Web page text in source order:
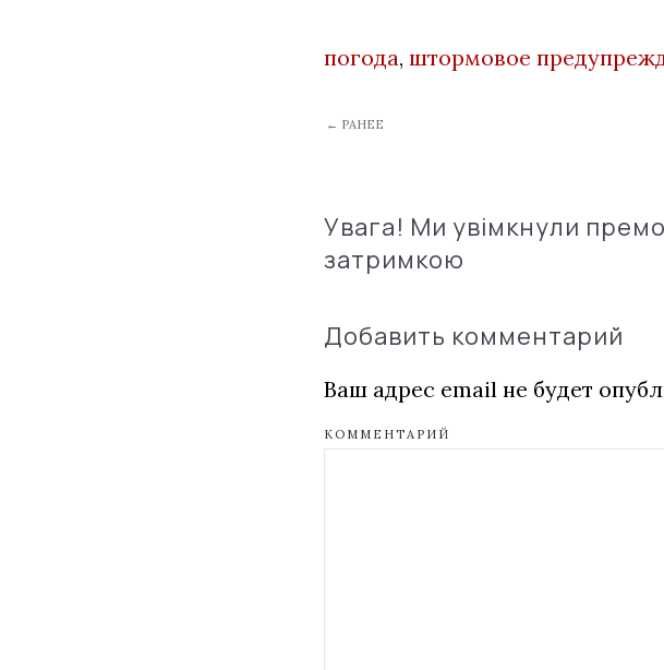
погода, штормовое
← РАНЕЕ
Увага! Ми увімкнули
затримкою
Добавить комментарий
Ваш адрес email не будет
КОММЕНТАРИЙ